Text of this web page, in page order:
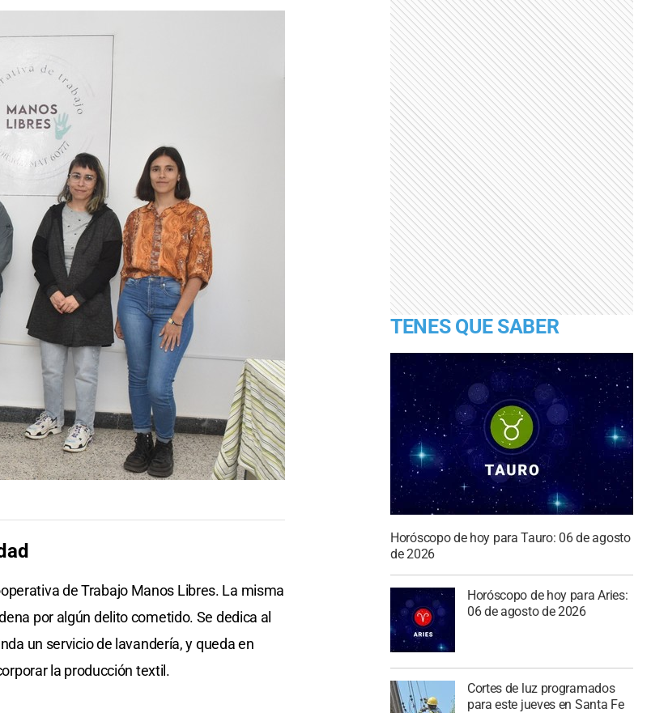
de Trabajo Manos Libres. La misma
por algún delito cometido. Se dedica al
un servicio de lavandería, y queda en
la producción textil.
TENES QUE SABER
Horóscopo de hoy para Tauro: 06 de agosto
de 2026
Horóscopo de hoy para Aries:
06 de agosto de 2026
Cortes de luz programados
para este jueves en Santa Fe